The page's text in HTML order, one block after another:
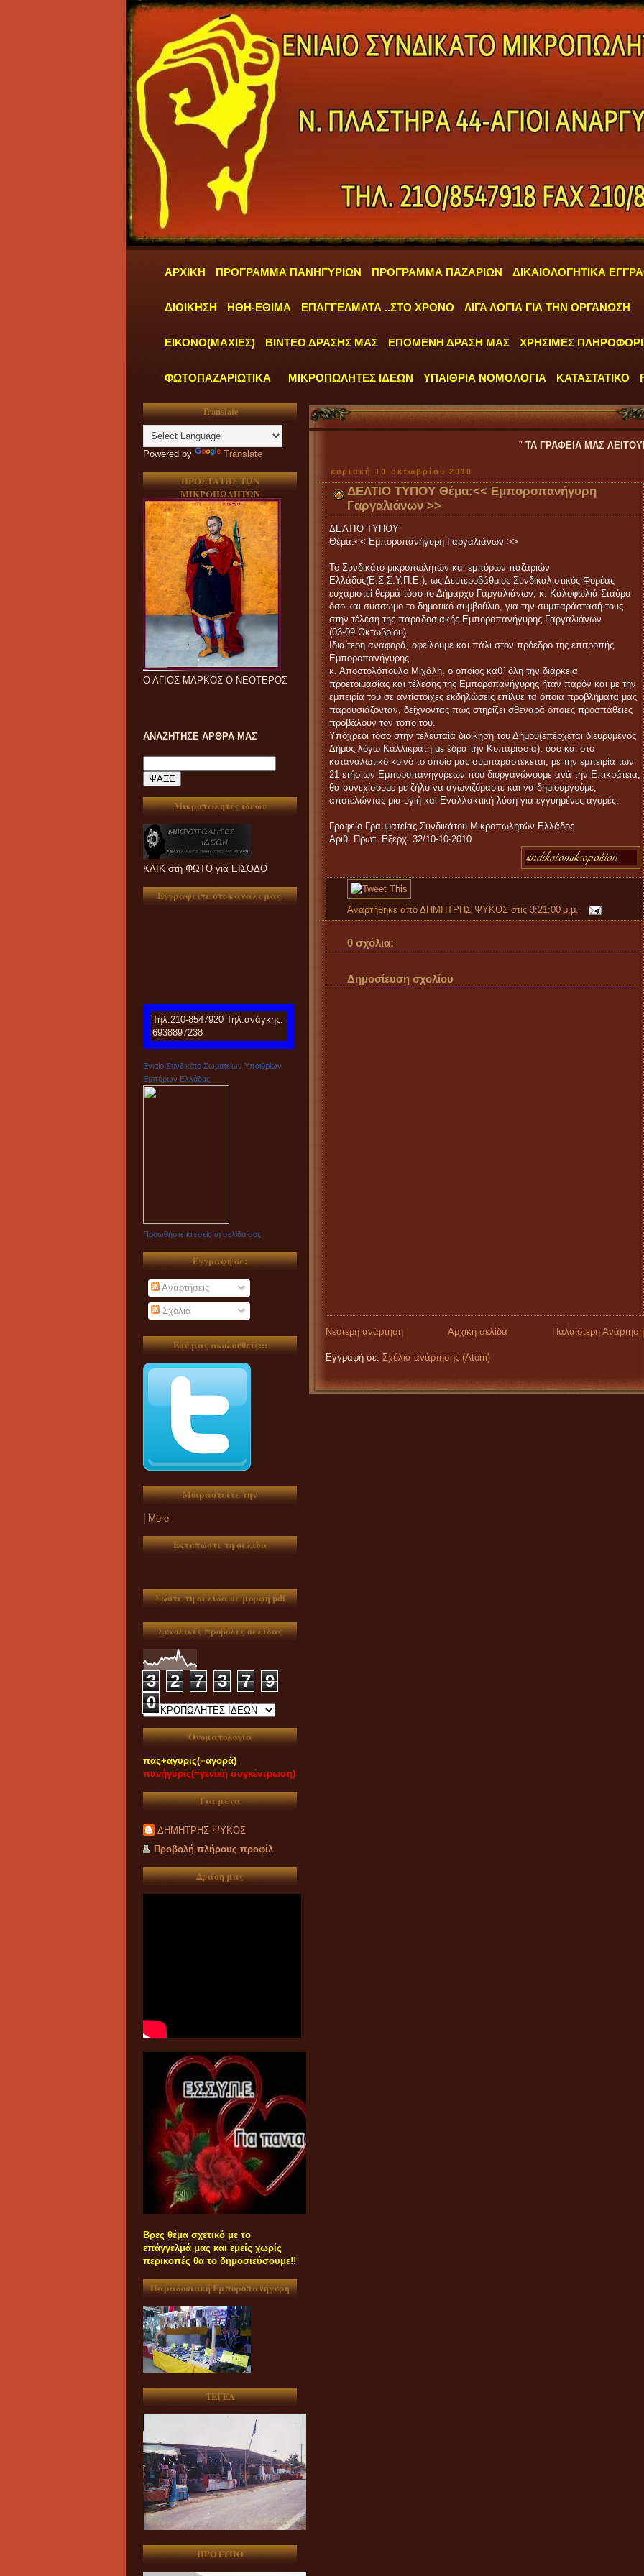
ΑΡΧΙΚΗ ΠΡΟΓΡΑΜΜΑ ΠΑΝΗΓΥΡΙΩΝ ΠΡΟΓΡΑΜΜΑ ΠΑΖΑΡΙΩΝ ΔΙΚΑΙΟΛΟΓΗΤΙΚΑ
ΔΙΟΙΚΗΣΗ ΗΘΗ-ΕΘΙΜΑ ΕΠΑΓΓΕΛΜΑΤΑ ..ΣΤΟ ΧΡΟΝΟ ΛΙΓΑ ΛΟΓΙΑ ΓΙΑ ΤΗΝ ΟΡΓΑΝΩΣΗ
ΕΙΚΟΝΟ(ΜΑΧΙΕΣ) ΒΙΝΤΕΟ ΔΡΑΣΗΣ ΜΑΣ ΕΠΟΜΕΝΗ ΔΡΑΣΗ ΜΑΣ ΧΡΗΣΙΜΕΣ
ΦΩΤΟΠΑΖΑΡΙΩΤΙΚΑ ΜΙΚΡΟΠΩΛΗΤΕΣ ΙΔΕΩΝ ΥΠΑΙΘΡΙΑ ΝΟΜΟΛΟΓΙΑ ΚΑΤΑΣΤΑΤΙΚΟ
Translate
Powered by Translate
ΠΡΟΣΤΑΤΗΣ ΤΩΝ
ΜΙΚΡΟΠΩΛΗΤΩΝ
Ο ΑΓΙΟΣ ΜΑΡΚΟΣ Ο ΝΕΟΤΕΡΟΣ
ΑΝΑΖΗΤΗΣΕ ΑΡΘΡΑ ΜΑΣ
Μικροπωλητές ιδεών
ΚΛΙΚ στη ΦΩΤΟ για ΕΙΣΟΔΟ
Εγγραφείτε στο κανάλι μας.
Τηλ.210-8547920 Τηλ.ανάγκης:
6938897238
Ενιαίο Συνδικάτο Σωματείων Υπαιθρίων
Εμπόρων Ελλάδας
Προωθήστε κι εσείς τη σελίδα σας
Εγγραφή σε:
Αναρτήσεις
Σχόλια
Εσύ μας ακολουθείς:::
Μοιραστείτε την
More
Εκτυπώστε τη σελίδα
Σώστε τη σελίδα σε μορφή pdf
Συνολικές προβολές σελίδας
3 2 7 3 7
9
0
Ονοματολογία
πας+αγυρις(=αγορά)
πανήγυρις(=γενική συγκέντρωση)
Για μένα
ΔΗΜΗΤΡΗΣ ΨΥΚΟΣ
Προβολή πλήρους προφίλ
Δράση μας
Βρες θέμα σχετικό με το
επάγγελμά μας και εμείς χωρίς
περικοπές θα το δημοσιεύσουμε!!
Παραδοσιακή Εμποροπανήγυρη
ΤΕΓΕΑ
ΠΡΟΤΥΠΟ
ΤΑ ΓΡΑΦΕΙΑ ΜΑΣ ΛΕΙΤΟΥΡΓΟΥΝ
κυριακή 10 οκτωβρίου 2010
ΔΕΛΤΙΟ ΤΥΠΟΥ Θέμα:<< Εμποροπανήγυρη
Γαργαλιάνων >>
ΔΕΛΤΙΟ ΤΥΠΟΥ
Θέμα:<< Εμποροπανήγυρη Γαργαλιάνων >>
Το Συνδικάτο μικροπωλητών και εμπόρων παζαριών
Ελλάδος(E.Σ.Σ.Υ.Π.Ε.), ως Δευτεροβάθμιος Συνδικαλιστικός Φορέας
ευχαριστεί θερμά τόσο το Δήμαρχο Γαργαλιάνων, κ. Καλοφωλιά Σταύρο
όσο και σύσσωμο το δημοτικό συμβούλιο, για την συμπαράστασή τους
στην τέλεση της παραδοσιακής Εμποροπανήγυρης Γαργαλιάνων
(03-09 Οκτωβρίου).
Ιδιαίτερη αναφορά, οφείλουμε και πάλι στον πρόεδρο της επιτροπής
Εμποροπανήγυρης
κ. Αποστολόπουλο Μιχάλη, ο οποίος καθ΄ όλη την διάρκεια
προετοιμασίας και τέλεσης της Εμποροπανήγυρης ήταν παρόν και με την
εμπειρία του σε αντίστοιχες εκδηλώσεις επίλυε τα όποια προβλήματα μας
παρουσιάζονταν, δείχνοντας πως στηρίζει σθεναρά όποιες προσπάθειες
προβάλουν τον τόπο του.
Υπόχρεοι τόσο στην τελευταία διοίκηση του Δήμου(επέρχεται διευρυμένος
Δήμος λόγω Καλλικράτη με έδρα την Κυπαρισσία), όσο και στο
καταναλωτικό κοινό το οποίο μας συμπαραστέκεται, με την εμπειρία των
21 ετήσιων Εμποροπανηγύρεων που διοργανώνουμε ανά την Επικράτεια,
θα συνεχίσουμε με ζήλο να αγωνιζόμαστε και να δημιουργούμε,
αποτελώντας μια υγιή και Εναλλακτική λύση για εγγυημένες αγορές.
Γραφείο Γραμματείας Συνδικάτου Μικροπωλητών Ελλάδος
Αριθ. Πρωτ. Εξερχ. 32/10-10-2010
Αναρτήθηκε από ΔΗΜΗΤΡΗΣ ΨΥΚΟΣ στις 3:21:00 μ.μ.
0 σχόλια:
Δημοσίευση σχολίου
Νεότερη ανάρτηση Παλαιότερη Ανάρτηση
Αρχική σελίδα
Εγγραφή σε: Σχόλια ανάρτησης (Atom)